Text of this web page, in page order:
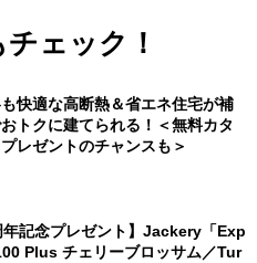
ェック！
快適な高断熱＆省エネ住宅が補
トクに建てられる！＜無料カタ
レゼントのチャンスも＞
年記念プレゼント】Jackery「Exp
Plus チェリーブロッサム／Tur